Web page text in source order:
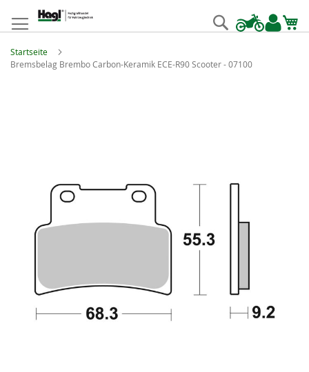
springen
Suche
Startseite
Bremsbelag Brembo Carbon-Keramik ECE-R90 Scooter - 07100